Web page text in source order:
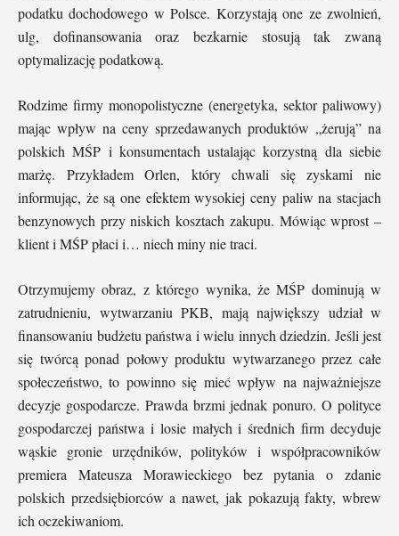
podatku dochodowego w Polsce. Korzystają one ze zwolnień,
ulg, dofinansowania oraz bezkarnie stosują tak zwaną
optymalizację podatkową.
Rodzime firmy monopolistyczne (energetyka, sektor paliwowy)
mając wpływ na ceny sprzedawanych produktów „żerują” na
polskich MŚP i konsumentach ustalając korzystną dla siebie
marżę. Przykładem Orlen, który chwali się zyskami nie
informując, że są one efektem wysokiej ceny paliw na stacjach
benzynowych przy niskich kosztach zakupu. Mówiąc wprost –
klient i MŚP płaci i… niech miny nie traci.
Otrzymujemy obraz, z którego wynika, że MŚP dominują w
zatrudnieniu, wytwarzaniu PKB, mają największy udział w
finansowaniu budżetu państwa i wielu innych dziedzin. Jeśli jest
się twórcą ponad połowy produktu wytwarzanego przez całe
społeczeństwo, to powinno się mieć wpływ na najważniejsze
decyzje gospodarcze. Prawda brzmi jednak ponuro. O polityce
gospodarczej państwa i losie małych i średnich firm decyduje
wąskie gronie urzędników, polityków i współpracowników
premiera Mateusza Morawieckiego bez pytania o zdanie
polskich przedsiębiorców a nawet, jak pokazują fakty, wbrew
ich oczekiwaniom.